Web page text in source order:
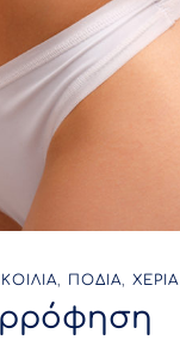
ΚΟΙΛΙΑ, ΠΟΔΙΑ, ΧΕΡΙΑ